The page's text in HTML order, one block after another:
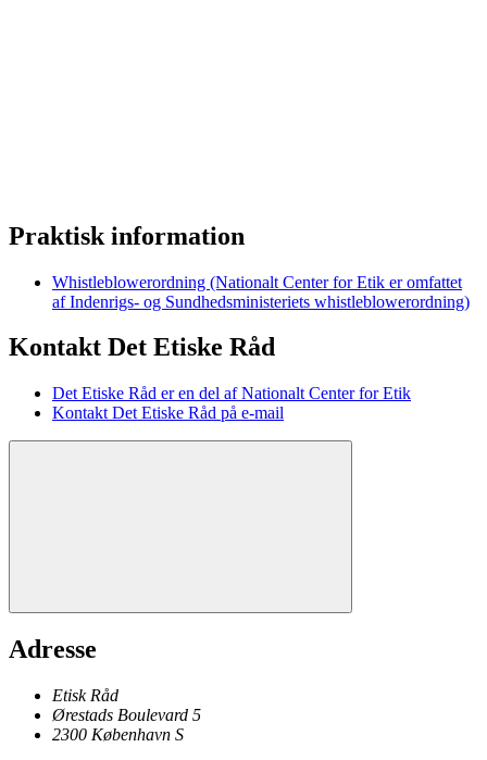
Praktisk information
Whistleblowerordning (Nationalt Center for Etik er omfattet
af Indenrigs- og Sundhedsministeriets whistleblowerordning)
Kontakt Det Etiske Råd
Det Etiske Råd er en del af Nationalt Center for Etik
Kontakt Det Etiske Råd på e-mail
Adresse
Etisk Råd
Ørestads Boulevard 5
2300 København S